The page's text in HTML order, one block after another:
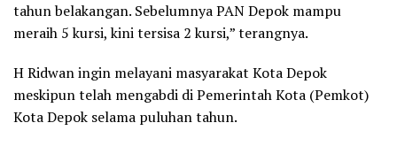
tahun belakangan. Sebelumnya PAN Depok mampu
meraih 5 kursi, kini tersisa 2 kursi,” terangnya.
H Ridwan ingin melayani masyarakat Kota Depok
meskipun telah mengabdi di Pemerintah Kota (Pemkot)
Kota Depok selama puluhan tahun.